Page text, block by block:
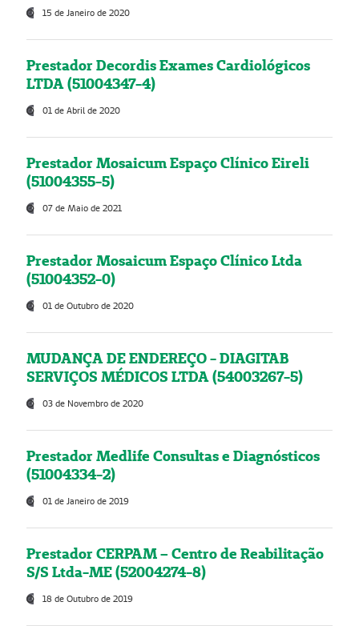
15 de Janeiro de 2020
Prestador Decordis Exames Cardiológicos
LTDA (51004347-4)
01 de Abril de 2020
Prestador Mosaicum Espaço Clínico Eireli
(51004355-5)
07 de Maio de 2021
Prestador Mosaicum Espaço Clínico Ltda
(51004352-0)
01 de Outubro de 2020
MUDANÇA DE ENDEREÇO - DIAGITAB
SERVIÇOS MÉDICOS LTDA (54003267-5)
03 de Novembro de 2020
Prestador Medlife Consultas e Diagnósticos
(51004334-2)
01 de Janeiro de 2019
Prestador CERPAM – Centro de Reabilitação
S/S Ltda-ME (52004274-8)
18 de Outubro de 2019